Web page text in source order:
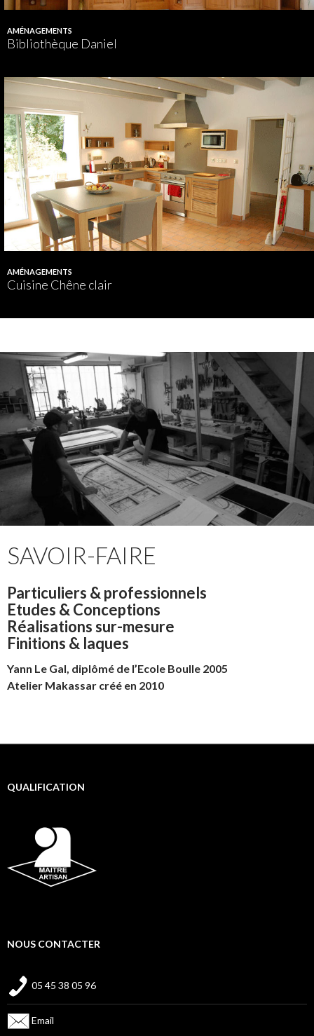
AMÉNAGEMENTS
Bibliothèque Daniel
AMÉNAGEMENTS
Cuisine Chêne clair
SAVOIR-FAIRE
Particuliers & professionnels
Etudes & Conceptions
Réalisations sur-mesure
Finitions & laques
Yann Le Gal, diplômé de l’Ecole Boulle 2005
Atelier Makassar créé en 2010
QUALIFICATION
NOUS CONTACTER
05 45 38 05 96
Email